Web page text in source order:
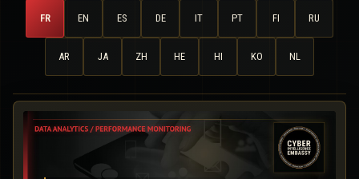
FR EN ES DE IT PT FI RU
AR JA ZH HE HI KO NL